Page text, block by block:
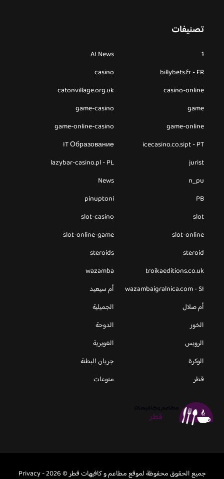
تصنيفات
1
AI News
billybets.fr - FR
casino
casino-online
catonvillage.org.uk
game
game-casino
game-online
game-online-casino
icecasino.co.sipt - PT
IT Образование
jurist
lazybar-casino.pl - PL
n_pu
News
PB
pinuptoni
slot
slot-casino
slot-online
slot-online-game
steroid
steroids
troikaeditions.co.uk
wazamba
wazambaigralnica.com - SI
أم سيعيد
أم صلال
الجميلية
الخور
الدوحة
الرويس
الغويرية
الوكرة
جريان البطنة
قطر
منوعات
جميع الحقوق محفوظة لموقع مطاعم و كافيهات قطر © 2026 - Privacy